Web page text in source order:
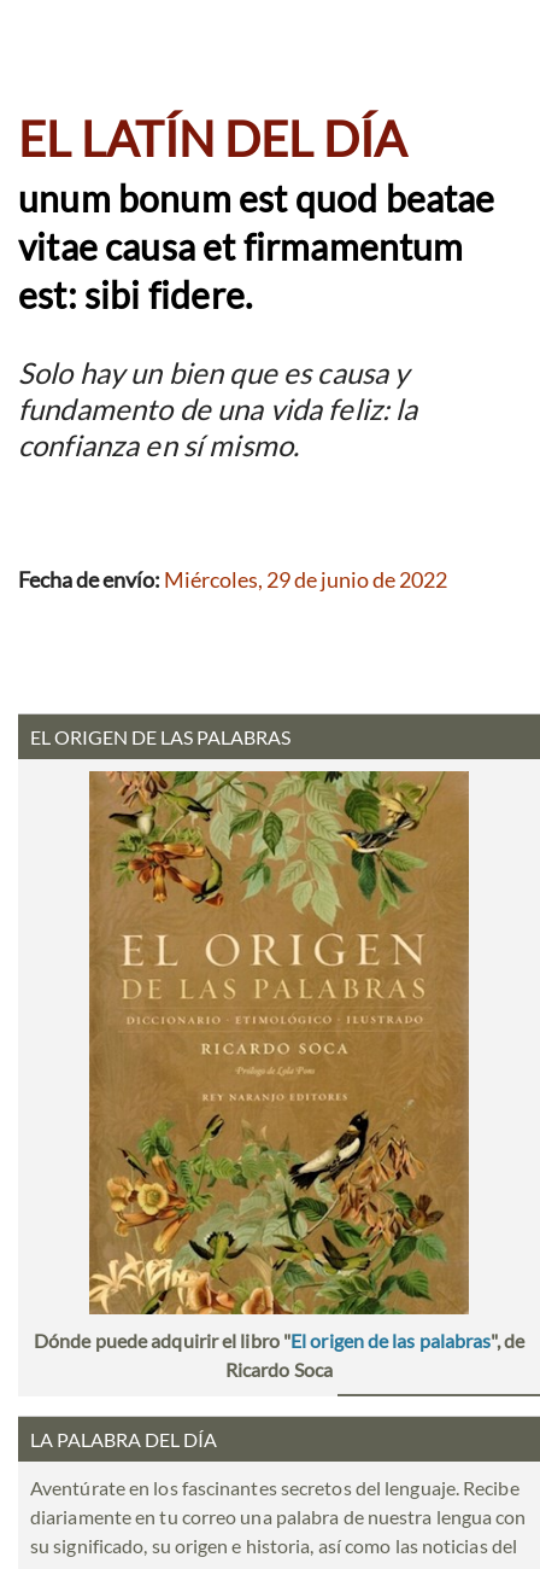
EL LATÍN DEL DÍA
unum bonum est quod beatae
vitae causa et firmamentum
est: sibi fidere.
Solo hay un bien que es causa y
fundamento de una vida feliz: la
confianza en sí mismo.
Fecha de envío: Miércoles, 29 de junio de 2022
EL ORIGEN DE LAS PALABRAS
Dónde puede adquirir el libro "El origen de las palabras", de
Ricardo Soca
LA PALABRA DEL DÍA
Aventúrate en los fascinantes secretos del lenguaje. Recibe
diariamente en tu correo una palabra de nuestra lengua con
su significado, su origen e historia, así como las noticias del